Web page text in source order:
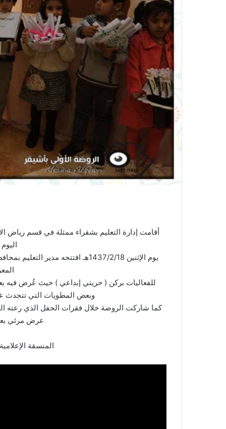
أقامت إدارة التعليم بشقراء ممثلة في قسم رياض
يوم الإثنين 1437/2/18هـ افتتحه
للفعاليات بركن ( حريتي إبداعي ) حيث عُرض فيه
وبعض المطويات التي تتحدث
كما شاركت الروضة خلال فقرات الحفل الذي رعته
عرض مرئي
المنسقة